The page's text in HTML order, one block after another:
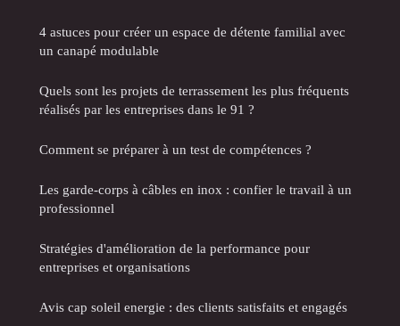
4 astuces pour créer un espace de détente familial avec
un canapé modulable
Quels sont les projets de terrassement les plus fréquents
réalisés par les entreprises dans le 91 ?
Comment se préparer à un test de compétences ?
Les garde-corps à câbles en inox : confier le travail à un
professionnel
Stratégies d'amélioration de la performance pour
entreprises et organisations
Avis cap soleil energie : des clients satisfaits et engagés